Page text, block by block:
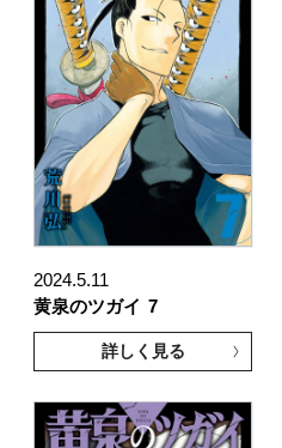
2024.5.11
黄泉のツガイ 7
詳しく見る